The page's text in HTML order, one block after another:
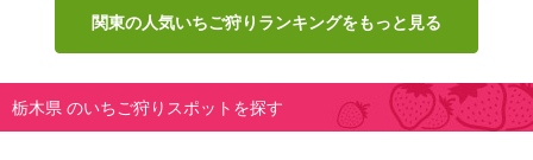
関東の人気いちご狩りランキングをもっと見る
栃木県 のいちご狩りスポットを探す